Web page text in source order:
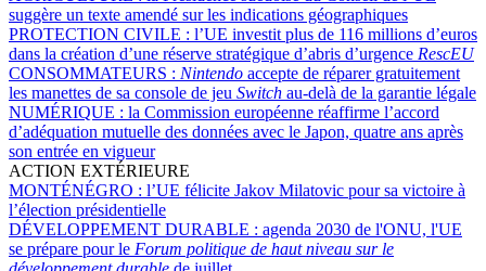
suggère un texte amendé sur les indications géographiques
PROTECTION CIVILE : l’UE investit plus de 116 millions d’euros
dans la création d’une réserve stratégique d’abris d’urgence RescEU
CONSOMMATEURS : Nintendo accepte de réparer gratuitement
les manettes de sa console de jeu Switch au-delà de la garantie légale
NUMÉRIQUE : la Commission européenne réaffirme l’accord
d’adéquation mutuelle des données avec le Japon, quatre ans après
son entrée en vigueur
ACTION EXTÉRIEURE
MONTÉNÉGRO : l’UE félicite Jakov Milatovic pour sa victoire à
l’élection présidentielle
DÉVELOPPEMENT DURABLE : agenda 2030 de l'ONU, l'UE
se prépare pour le Forum politique de haut niveau sur le